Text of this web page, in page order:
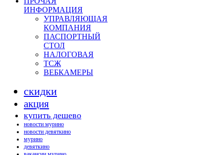
ИНФОРМАЦИЯ
УПРАВЛЯЮЩАЯ
КОМПАНИЯ
ПАСПОРТНЫЙ
СТОЛ
НАЛОГОВАЯ
ТСЖ
ВЕБКАМЕРЫ
скидки
акция
купить дешево
новости мурино
новости девяткино
мурино
девяткино